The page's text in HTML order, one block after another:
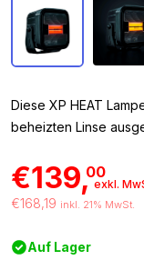
Diese XP HEAT
beheizten Linse
€139,00
exkl.
€168,19 inkl. 21% MwSt.
Auf Lager